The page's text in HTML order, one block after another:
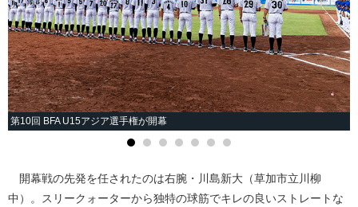
第10回 BFA U15アジア選手権が開幕
開幕戦の先発を任されたのは右腕・川島新大（草加市立川柳
中）。スリークォーターから独特の球筋でキレの良いストレートな